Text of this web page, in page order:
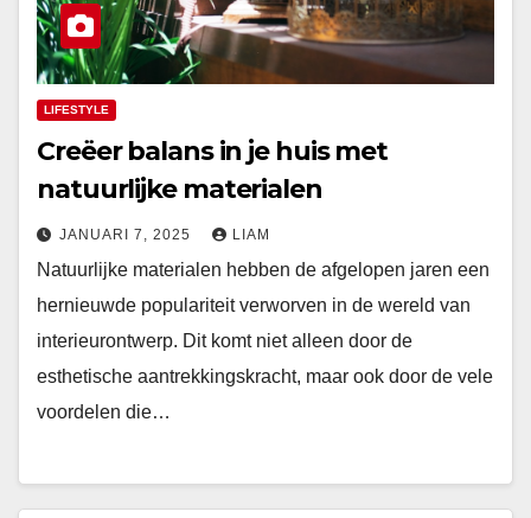
LIFESTYLE
Creëer balans in je huis met
natuurlijke materialen
JANUARI 7, 2025 LIAM
Natuurlijke materialen hebben de afgelopen jaren een
hernieuwde populariteit verworven in de wereld van
interieurontwerp. Dit komt niet alleen door de
esthetische aantrekkingskracht, maar ook door de vele
voordelen die…